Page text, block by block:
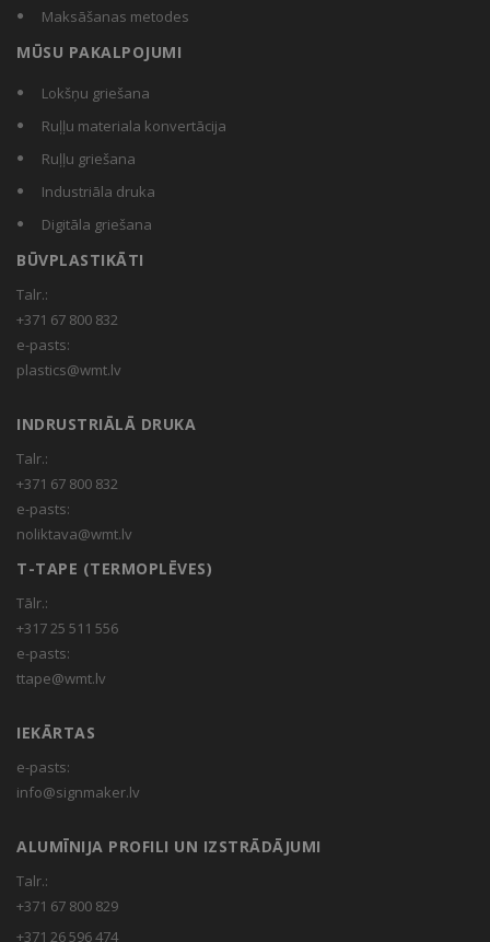
Maksāšanas metodes
MŪSU PAKALPOJUMI
Lokšņu griešana
Ruļļu materiala konvertācija
Ruļļu griešana
Industriāla druka
Digitāla griešana
BŪVPLASTIKĀTI
Talr.:
+371 67 800 832
e-pasts:
plastics@wmt.lv
INDRUSTRIĀLĀ DRUKA
Talr.:
+371 67 800 832
e-pasts:
noliktava@wmt.lv
T-TAPE (TERMOPLĒVES)
Tālr.:
+317 25 511 556
e-pasts:
ttape@wmt.lv
IEKĀRTAS
e-pasts:
info@signmaker.lv
ALUMĪNIJA PROFILI UN IZSTRĀDĀJUMI
Talr.:
+371 67 800 829
+371 26 596 474